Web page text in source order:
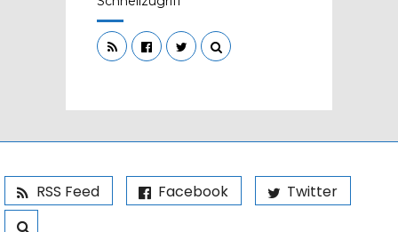
RSS Feed Facebook Twitter